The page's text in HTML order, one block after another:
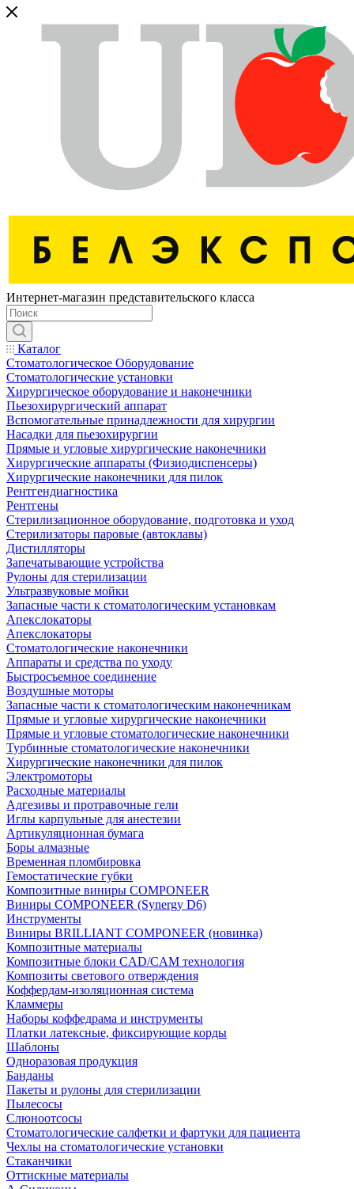
Интернет-магазин представительского класса
Каталог
Стоматологическое Оборудование
Стоматологические установки
Хирургическое оборудование и наконечники
Пьезохирургический аппарат
Вспомогательные принадлежности для хирургии
Насадки для пьезохирургии
Прямые и угловые хирургические наконечники
Хирургические аппараты (Физиодиспенсеры)
Хирургические наконечники для пилок
Рентгендиагностика
Рентгены
Стерилизационное оборудование, подготовка и уход
Стерилизаторы паровые (автоклавы)
Дистилляторы
Запечатывающие устройства
Рулоны для стерилизации
Ультразвуковые мойки
Запасные части к стоматологическим установкам
Апекслокаторы
Апекслокаторы
Стоматологические наконечники
Аппараты и средства по уходу
Быстросъемное соединение
Воздушные моторы
Запасные части к стоматологическим наконечникам
Прямые и угловые хирургические наконечники
Прямые и угловые стоматологические наконечники
Турбинные стоматологические наконечники
Хирургические наконечники для пилок
Электромоторы
Расходные материалы
Адгезивы и протравочные гели
Иглы карпульные для анестезии
Артикуляционная бумага
Боры алмазные
Временная пломбировка
Гемостатические губки
Композитные виниры COMPONEER
Виниры COMPONEER (Synergy D6)
Инструменты
Виниры BRILLIANT COMPONEER (новинка)
Композитные материалы
Композитные блоки CAD/СAM технология
Композиты светового отверждения
Коффердам-изоляционная система
Кламмеры
Наборы коффедрама и инструменты
Платки латексные, фиксирующие корды
Шаблоны
Одноразовая продукция
Банданы
Пакеты и рулоны для стерилизации
Пылесосы
Слюноотсосы
Стоматологические салфетки и фартуки для пациента
Чехлы на стоматологические установки
Стаканчики
Оттискные материалы